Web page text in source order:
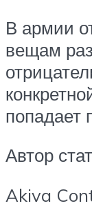
В армии
вещам
попадает
Автор
Akiva